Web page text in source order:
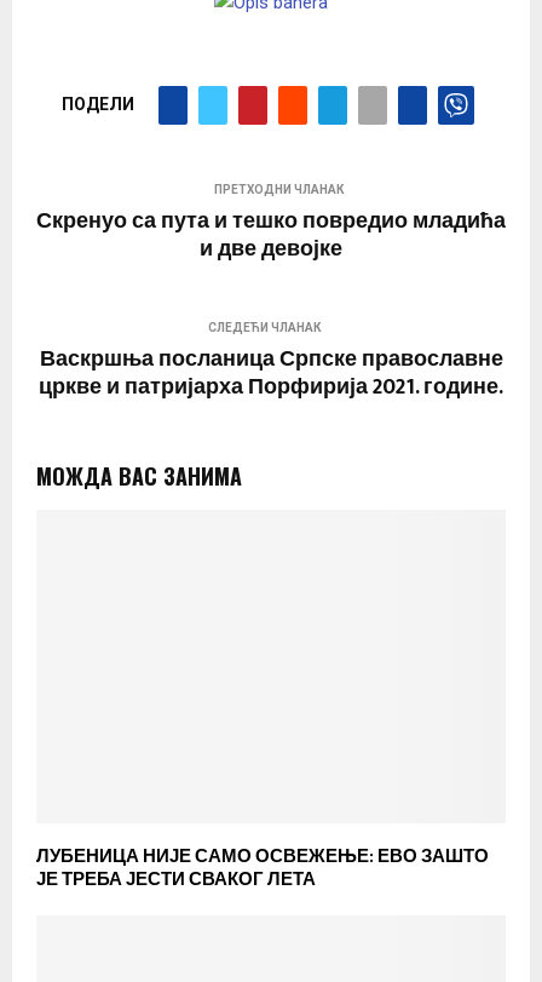
ПОДЕЛИ
ПРЕТХОДНИ ЧЛАНАК
Скренуо са пута и тешко повредио младића
и две девојке
СЛЕДЕЋИ ЧЛАНАК
Васкршња посланица Српске православне
цркве и патријарха Порфирија 2021. године.
МОЖДА ВАС ЗАНИМА
ЛУБЕНИЦА НИЈЕ САМО ОСВЕЖЕЊЕ: ЕВО ЗАШТО
ЈЕ ТРЕБА ЈЕСТИ СВАКОГ ЛЕТА